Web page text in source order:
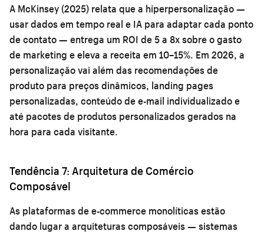
A McKinsey (2025) relata que a hiperpersonalização —
usar dados em tempo real e IA para adaptar cada ponto
de contato — entrega um ROI de 5 a 8x sobre o gasto
de marketing e eleva a receita em 10–15%. Em 2026, a
personalização vai além das recomendações de
produto para preços dinâmicos, landing pages
personalizadas, conteúdo de e-mail individualizado e
até pacotes de produtos personalizados gerados na
hora para cada visitante.
Tendência 7: Arquitetura de Comércio
Composável
As plataformas de e-commerce monolíticas estão
dando lugar a arquiteturas composáveis — sistemas